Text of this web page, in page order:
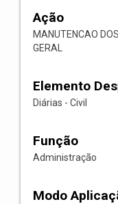
Ação
MANUTENCAO
GERAL
Elemento
Diárias - Civil
Função
Administração
Modo